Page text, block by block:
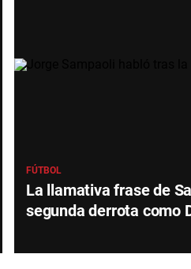
FÚTBOL
La llamativa frase de
segunda derrota como